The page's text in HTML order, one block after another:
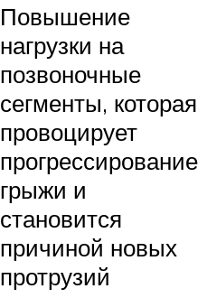
Повышение
нагрузки на
позвоночные
сегменты, которая
провоцирует
прогрессирование
грыжи и
становится
причиной новых
протрузий